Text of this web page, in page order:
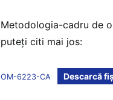
Metodologia-cadru de
puteți citi mai jos:
OM-6223-CA Descarcă